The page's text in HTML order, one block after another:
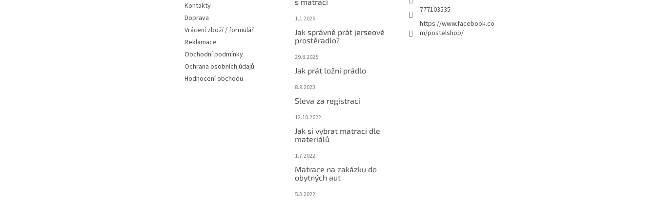
Kontakty
Doprava
Vrácení zboží / formulář
Reklamace
Obchodní podmínky
Ochrana osobních údajů
Hodnocení obchodu
1.1.2026
Jak správně prát jerseové
prostěradlo?
29.8.2025
Jak prát ložní prádlo
8.9.2023
Sleva za registraci
12.10.2022
Jak si vybrat matraci dle
materiálů
1.7.2022
Matrace na zakázku do
obytných aut
5.3.2022
777103535
https://www.facebook.co
m/postelshop/